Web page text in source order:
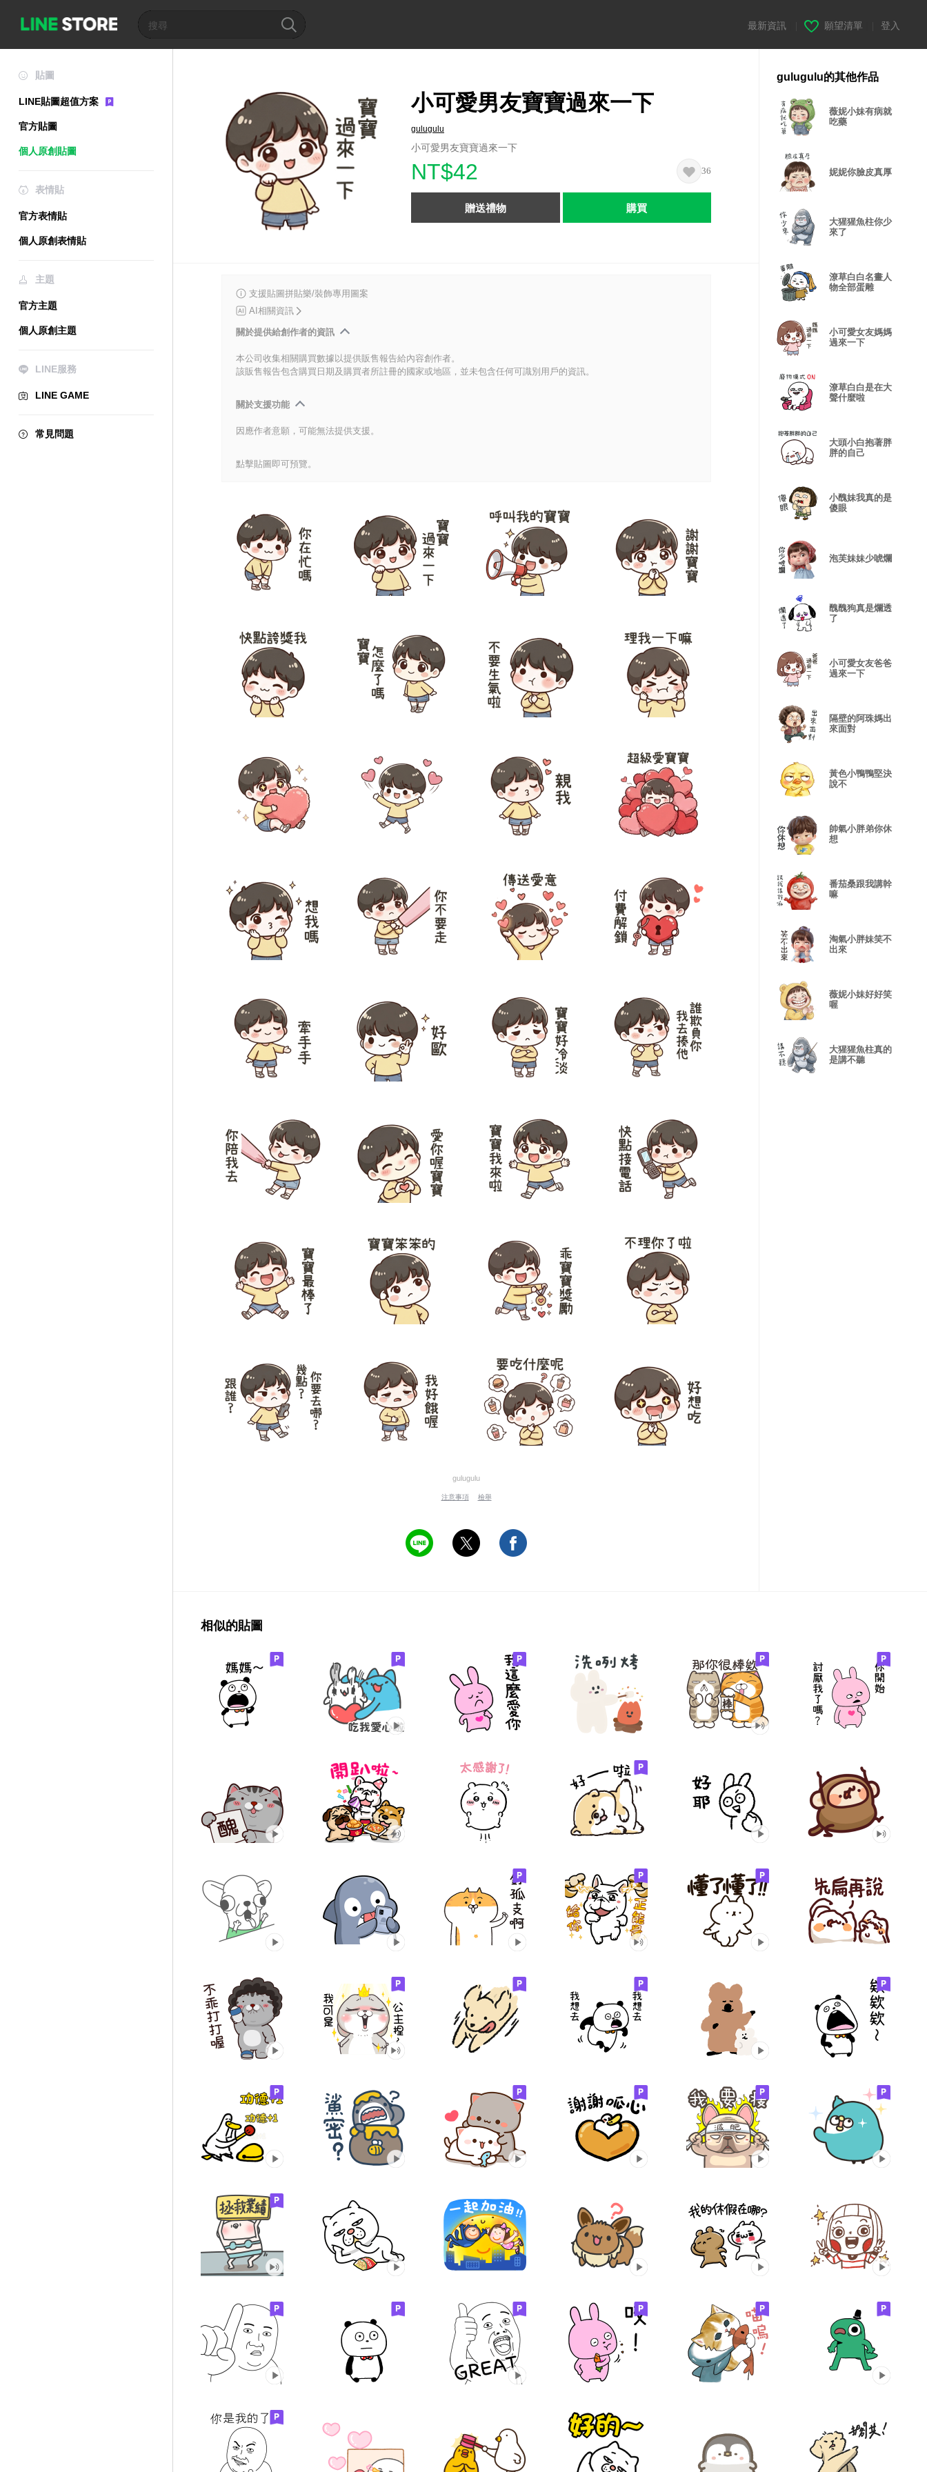
最新資訊 願望清單 登入
貼圖
LINE貼圖超值方案
官方貼圖
個人原創貼圖
表情貼
官方表情貼
個人原創表情貼
主題
官方主題
個人原創主題
LINE服務
LINE GAME
常見問題
小可愛男友寶寶過來一下
gulugulu
小可愛男友寶寶過來一下
NT$42 36
贈送禮物 購買
支援貼圖拼貼樂/裝飾專用圖案
AI相關資訊
關於提供給創作者的資訊
本公司收集相關購買數據以提供販售報告給內容創作者。
該販售報告包含購買日期及購買者所註冊的國家或地區，並未包含任何可識別用戶的資訊。
關於支援功能
因應作者意願，可能無法提供支援。
點擊貼圖即可預覽。
gulugulu
注意事項 檢舉
gulugulu的其他作品
薇妮小妹有病就
吃藥
妮妮你臉皮真厚
大猩猩魚柱你少
來了
潦草白白名畫人
物全部蛋雕
小可愛女友媽媽
過來一下
潦草白白是在大
聲什麼啦
大頭小白抱著胖
胖的自己
小醜妹我真的是
傻眼
泡芙妹妹少唬爛
醜醜狗真是爛透
了
小可愛女友爸爸
過來一下
隔壁的阿珠媽出
來面對
黃色小鴨鴨堅決
說不
帥氣小胖弟你休
想
番茄桑跟我講幹
嘛
淘氣小胖妹笑不
出來
薇妮小妹好好笑
喔
大猩猩魚柱真的
是講不聽
相似的貼圖